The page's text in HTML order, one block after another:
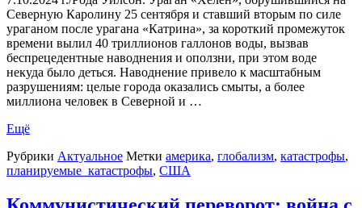
Северную Каролину 25 сентября и ставший вторым по силе
ураганом после урагана «Катрина», за короткий промежуток
времени вылил 40 триллионов галлонов воды, вызвав
беспрецедентные наводнения и оползни, при этом воде
некуда было деться. Наводнение привело к масштабным
разрушениям: целые города оказались смыты, а более
миллиона человек в Северной и …
Ещё
Рубрики Актуальное Метки америка, глобализм, катастрофы,
планируемые_катастрофы, США